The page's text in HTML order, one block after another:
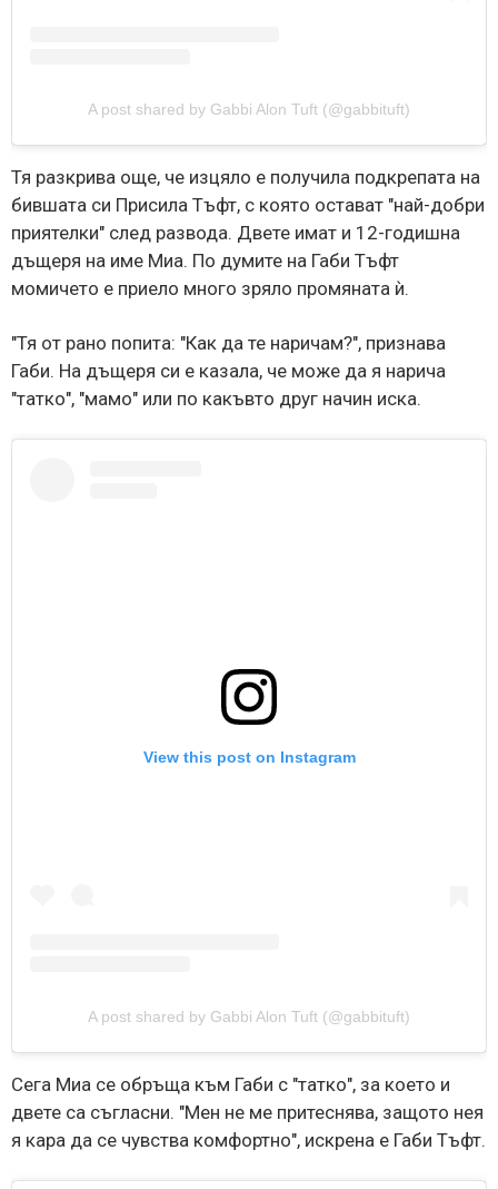
A post shared by Gabbi Alon Tuft (@gabbituft)
Тя разкрива още, че изцяло е получила подкрепата на
бившата си Присила Тъфт, с която остават "най-добри
приятелки" след развода. Двете имат и 12-годишна
дъщеря на име Миа. По думите на Габи Тъфт
момичето е приело много зряло промяната ѝ.
"Тя от рано попита: "Как да те наричам?", признава
Габи. На дъщеря си е казала, че може да я нарича
"татко", "мамо" или по какъвто друг начин иска.
View this post on Instagram
A post shared by Gabbi Alon Tuft (@gabbituft)
Сега Миа се обръща към Габи с "татко", за което и
двете са съгласни. "Мен не ме притеснява, защото нея
я кара да се чувства комфортно", искрена е Габи Тъфт.